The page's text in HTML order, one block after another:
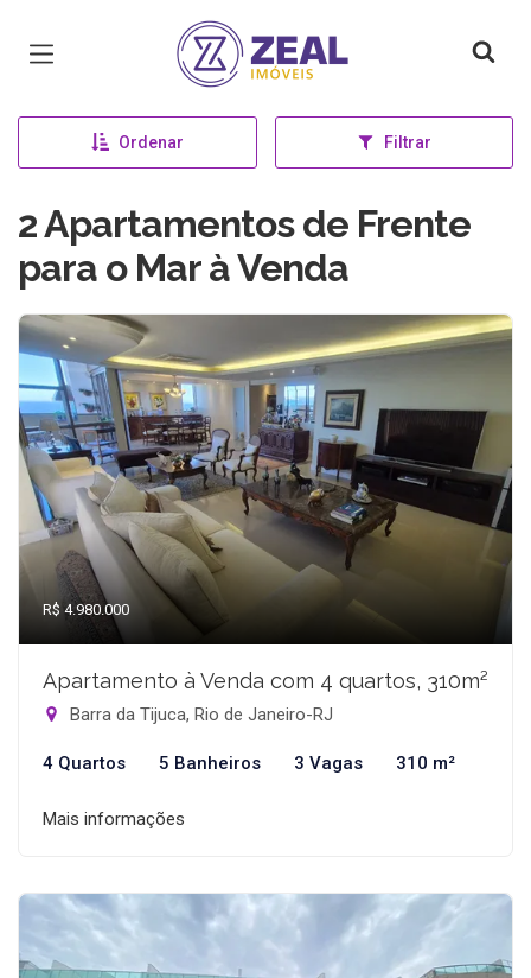
Página inicial
Ordenar Filtrar
2 Apartamentos de Frente
para o Mar à Venda
R$ 4.980.000
Apartamento à Venda com 4 quartos, 310m²
Barra da Tijuca, Rio de Janeiro-RJ
4 Quartos 5 Banheiros 3 Vagas 310 m²
Mais informações